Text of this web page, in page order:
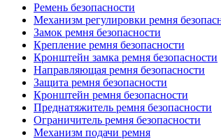
Ремень безопасности
Механизм регулировки ремня
Замок ремня безопасности
Крепление ремня безопасности
Кронштейн замка ремня безопасности
Направляющая ремня безопасности
Защита ремня безопасности
Кронштейн ремня безопасности
Преднатяжитель ремня безопасности
Ограничитель ремня безопасности
Механизм подачи ремня